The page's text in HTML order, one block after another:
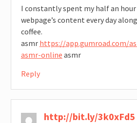
I constantly spent my half an
webpage’s content every day
coffee.
asmr https://app.gumroad.com/
asmr-online asmr
Reply
http://bit.ly/3k0xFd5